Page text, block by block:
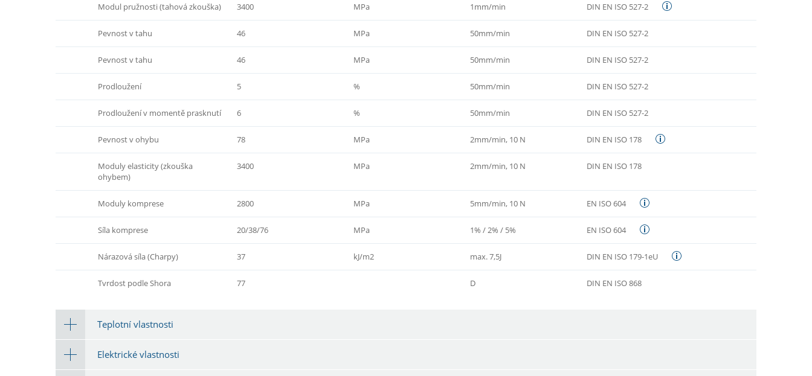
Modul pružnosti (tahová zkouška) 3400 MPa 1mm/min DIN EN ISO 527-2
Pevnost v tahu 46 MPa 50mm/min DIN EN ISO 527-2
Pevnost v tahu 46 MPa 50mm/min DIN EN ISO 527-2
Prodloužení 5 % 50mm/min DIN EN ISO 527-2
Prodloužení v momentě prasknutí 6 % 50mm/min DIN EN ISO 527-2
Pevnost v ohybu 78 MPa 2mm/min, 10 N DIN EN ISO 178
Moduly elasticity (zkouška
ohybem)
3400 MPa 2mm/min, 10 N DIN EN ISO 178
Moduly komprese 2800 MPa 5mm/min, 10 N EN ISO 604
Síla komprese 20/38/76 MPa 1% / 2% / 5% EN ISO 604
Nárazová síla (Charpy) 37 kJ/m2 max. 7,5J DIN EN ISO 179-1eU
Tvrdost podle Shora 77 D DIN EN ISO 868
Teplotní vlastnosti
Elektrické vlastnosti